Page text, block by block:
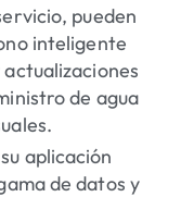
pueden
inteligente
de agua
aplicación
de datos y